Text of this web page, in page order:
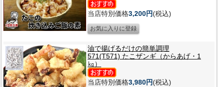
当店特別価格3,200円(税込)
油で揚げるだけの簡単調理
571(T571) たこザンギ（からあげ・1
㎏）
当店特別価格3,980円(税込)